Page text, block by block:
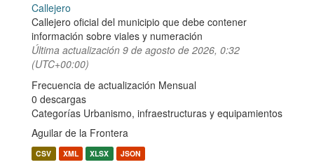
Callejero
Callejero oficial del municipio que debe contener
información sobre viales y numeración
Última actualización 9 de agosto de 2026, 0:32
(UTC+00:00)
Frecuencia de actualización Mensual
0 descargas
Categorías Urbanismo, infraestructuras y equipamientos
Aguilar de la Frontera
CSV XML XLSX JSON